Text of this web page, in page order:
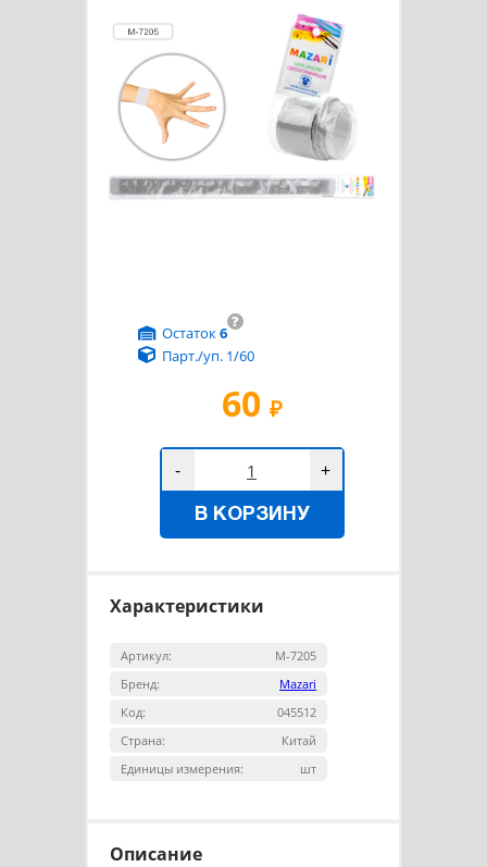
60 ₽
?
Остаток6
Парт./уп. 1/60
- +
В КОРЗИНУ
Характеристики
Артикул:
M-7205
Бренд:
Mazari
Код:
045512
Страна:
Китай
Единицы измерения:
шт
Описание